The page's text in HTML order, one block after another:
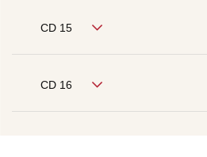
CD 15
CD 16